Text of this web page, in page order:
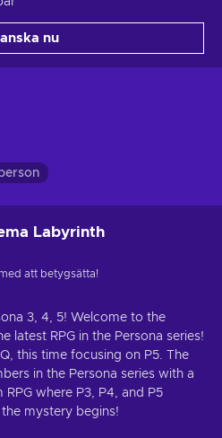
nu
Labyrinth
att betygsätta!
3, 4, 5! Welcome to the
latest RPG in the Persona series!
this time focusing on P5. The
in the Persona series with a
where P3, P4, and P5
mystery begins!